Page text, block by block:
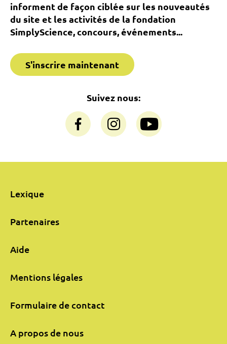
informent de façon ciblée sur les nouveautés
du site et les activités de la fondation
SimplyScience, concours, événements...
S'inscrire maintenant
Suivez nous:
Lexique
Partenaires
Aide
Mentions légales
Formulaire de contact
A propos de nous